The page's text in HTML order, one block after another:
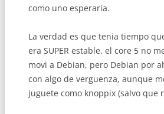
como uno esperaria.
La verdad es que tenia tiempo
era SUPER estable, el core 5 no
movi a Debian, pero Debian por
con algo de verguenza, aunque
juguete como knoppix (salvo que